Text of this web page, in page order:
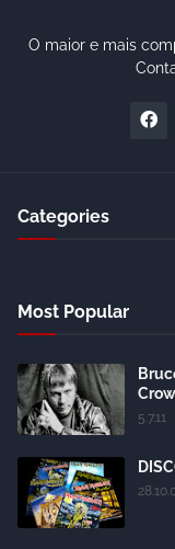
O maior e mais
Categories
Most Popular
5.7.11